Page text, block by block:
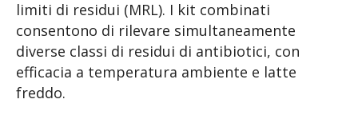
limiti di residui (MRL). I kit combinati
consentono di rilevare simultaneamente
diverse classi di residui di antibiotici, con
efficacia a temperatura ambiente e latte
freddo.